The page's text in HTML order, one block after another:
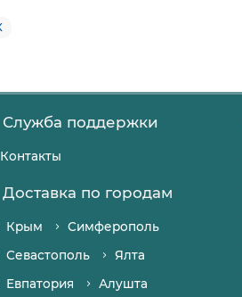
Служба поддержки
Контакты
Доставка по городам
Крым
Симферополь
Севастополь
Ялта
Евпатория
Алушта